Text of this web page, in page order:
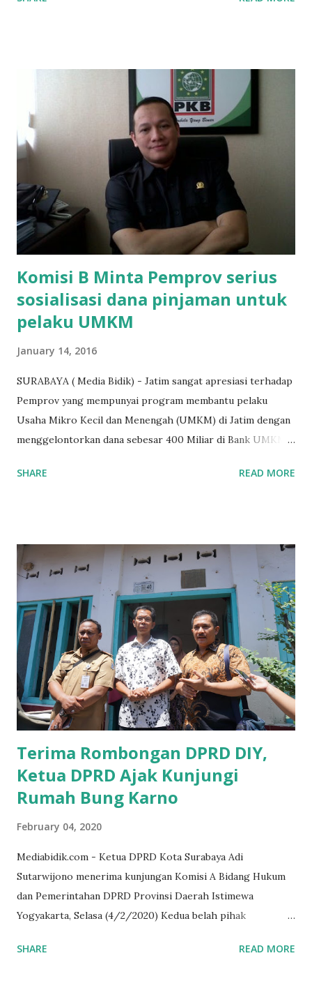
SMAN 8 Jalan Iskandar Muda Surabaya mengatakan, ada
Mujib menambahkan, akhirnya terpaksa ortu nya pinjam
uang tetangga 500 ribu, agar anaknya bisa ikut ujian.
"Kasihan dia sudah tidak punya ayah, ibunya saudara saya,
kerja sebagai pembantu rumah tangga. Tolong dibantu mas,
agar uang bisa kembali,"ungkapnya. Perihal adanya
penarikan uang iuran untuk pembangunan gedung sekolah,
dibenarkan oleh Atika Fadhilah siswa kelas XI saat
diwawancarai. "Benar, bilangnya wajib Rp 1,5 juta dan waktu
terakh...
Komisi B Minta Pemprov serius
sosialisasi dana pinjaman untuk
pelaku UMKM
January 14, 2016
SURABAYA ( Media Bidik) - Jatim sangat apresiasi terhadap
Pemprov yang mempunyai program membantu pelaku
Usaha Mikro Kecil dan Menengah (UMKM) di Jatim dengan
menggelontorkan dana sebesar 400 Miliar di Bank UMKM
UMKM di Jatim. Namun Chusainuddin,S.Sos Anggota Komisi
yang sebenarnya ada dana pinjaman lunak untuk mereka. "
Ketika saya menjalankan Reses di Blitar,Kediri dan
Tulungagung , banyak masyarakat sana tak mengetahui ada
dana pinjaman lunak di Bank UMKM untuk para pelaku
UMKM, karena sebenarnya jika Pemprov serius
memberikan sosialisasi sampai ke tingkat desa,maka saya
yakin masyarakat sangat senang sekali," ucap pria yang
akrab dipanggil Gus Udin tersebut. Apalagi menyambut
MEA, seharusnya pelaku UMKM sudah mengerti kalau ada
dana pinjaman unt...
SHARE READ MORE
Terima Rombongan DPRD DIY,
Ketua DPRD Ajak Kunjungi
Rumah Bung Karno
February 04, 2020
Mediabidik.com - Ketua DPRD Kota Surabaya Adi
Sutarwijono menerima kunjungan Komisi A Bidang Hukum
dan Pemerintahan DPRD Provinsi Daerah Istimewa
Yogyakarta, Selasa (4/2/2020) Kedua belah pihak
memperkuat Demokrasi Pancasila. Turut dalam rombongan
SHARE READ MORE